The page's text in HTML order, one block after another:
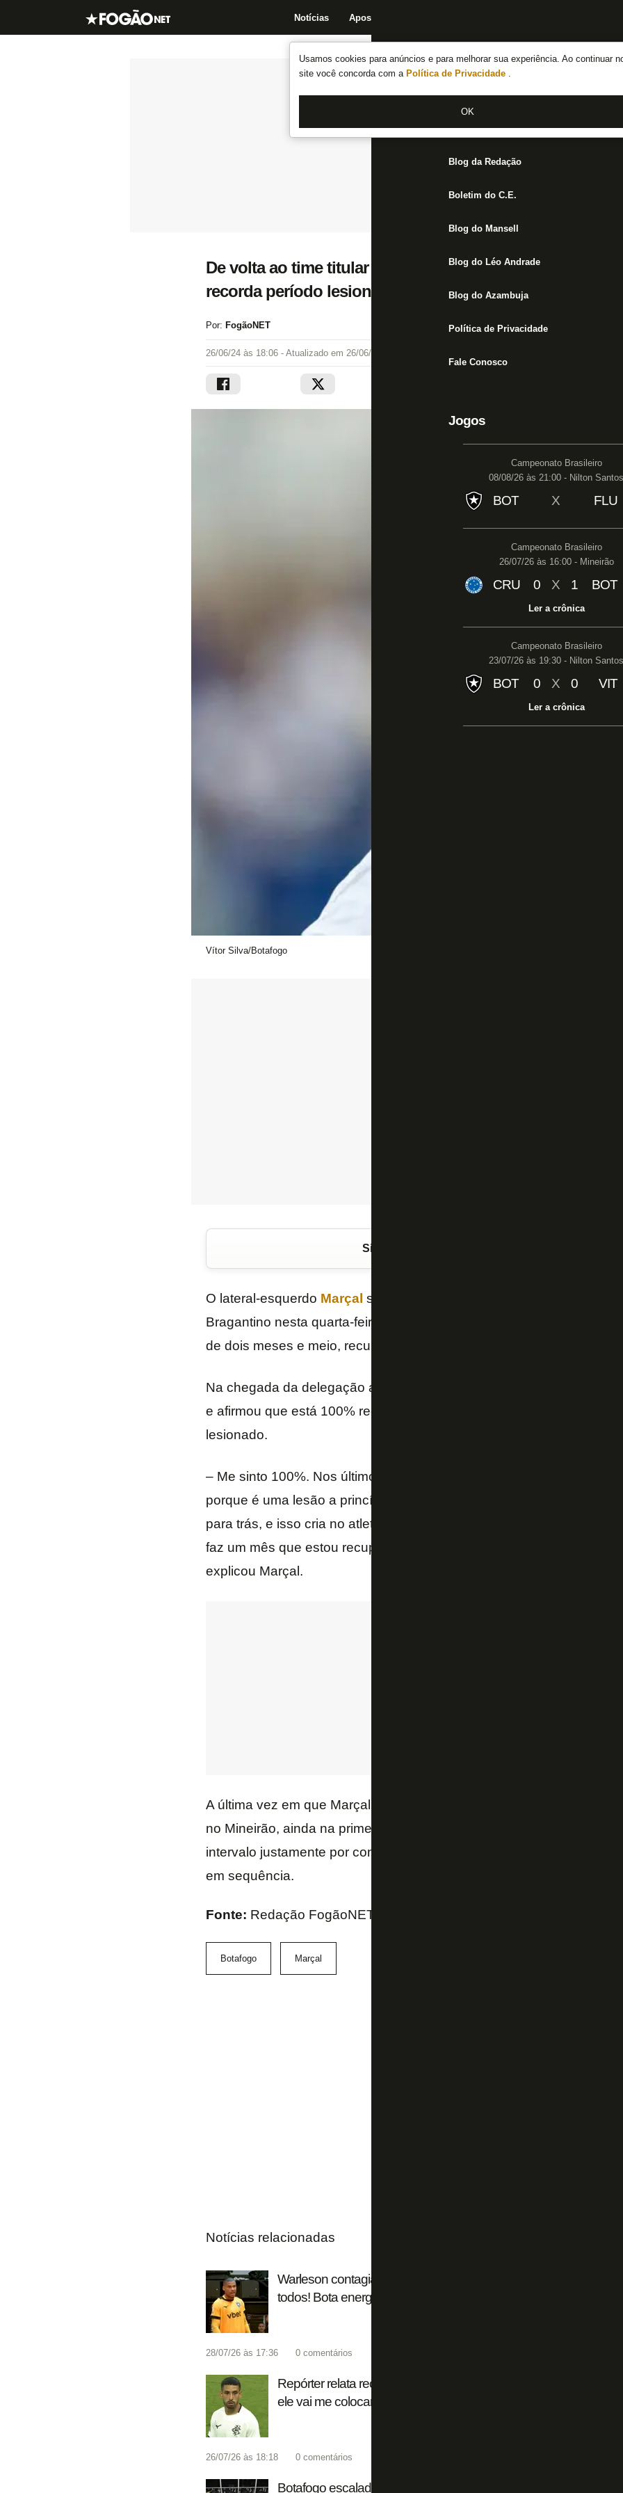
Usamos cookies para anúncios e para melhorar sua experiência. Ao continuar
site você concorda com a Política de Privacidade .
OK
Notícias Apostas
Notícias do Botafogo
Fórum
Jogos
Blog da Redação
Boletim do C.E.
Blog do Mansell
Blog do Léo Andrade
Blog do Azambuja
Política de Privacidade
Fale Conosco
Jogos
Campeonato Brasileiro
08/08/26 às 21:00 - Nilton Santos
BOT X FLU
Campeonato Brasileiro
26/07/26 às 16:00 - Mineirão
CRU 0 X 1 BOT
Ler a crônica
Campeonato Brasileiro
23/07/26 às 19:30 - Nilton Santos
BOT 0 X 0 VIT
Ler a crônica
De volta ao time titular do Botafogo após dois meses e
recorda período lesionado e afirma: ‘Me sinto 100%’
Por: FogãoNET
26/06/24 às 18:06 - Atualizado em 26/06/24 às 18:16
Vítor Silva/Botafogo
Siga o FogãoNET
O lateral-esquerdo Marçal será titular do
Bragantino nesta quarta-feira, no Estádio Nilton Santos. O jogador
de dois meses e meio, recuperado de uma lesão na panturrilha.
Na chegada da delegação alvinegra ao estádio, Marçal conversou
e afirmou que está 100% recuperado. Ele relembrou como foi o
lesionado.
– Me sinto 100%. Nos últimos jogos fiquei no banco já. Foi um longo
porque é uma lesão a princípio simples, de panturrilha, tentei voltar e
para trás, e isso cria no atleta uma insegurança. Mas, graças a
faz um mês que estou recuperado e tivemos cuidado para recuperar
explicou Marçal.
A última vez em que Marçal atuou foi no dia 14 de fevereiro, na
no Mineirão, ainda na primeira rodada do Campeonato Brasileiro,
intervalo justamente por conta da lesão – antes, já havia sido
em sequência.
Fonte: Redação FogãoNET e Botafogo TV
Botafogo Marçal
Notícias relacionadas
Warleson contagia Botafogo em vitória sobre o Cruzeiro:
todos! Bota energia!'
28/07/26 às 17:36 0 comentários
Repórter relata reclamação de Santiago Rodríguez em Cruzeiro
ele vai me colocar em campo faltando dez minutos?’
26/07/26 às 18:18 0 comentários
Botafogo escalado com Warleson e voltas de Montoro e Arthur